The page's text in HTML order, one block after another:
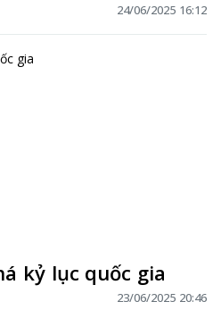
24/06/2025 16:12
kỷ lục quốc gia
23/06/2025 20:46